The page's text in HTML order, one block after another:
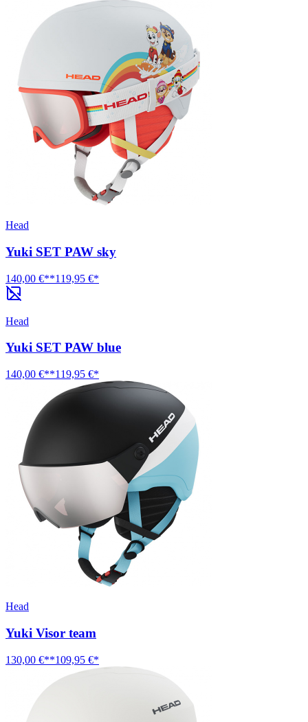
Head
Yuki SET PAW sky
140,00 €**119,95 €*
Head
Yuki SET PAW blue
140,00 €**119,95 €*
Head
Yuki Visor team
130,00 €**109,95 €*